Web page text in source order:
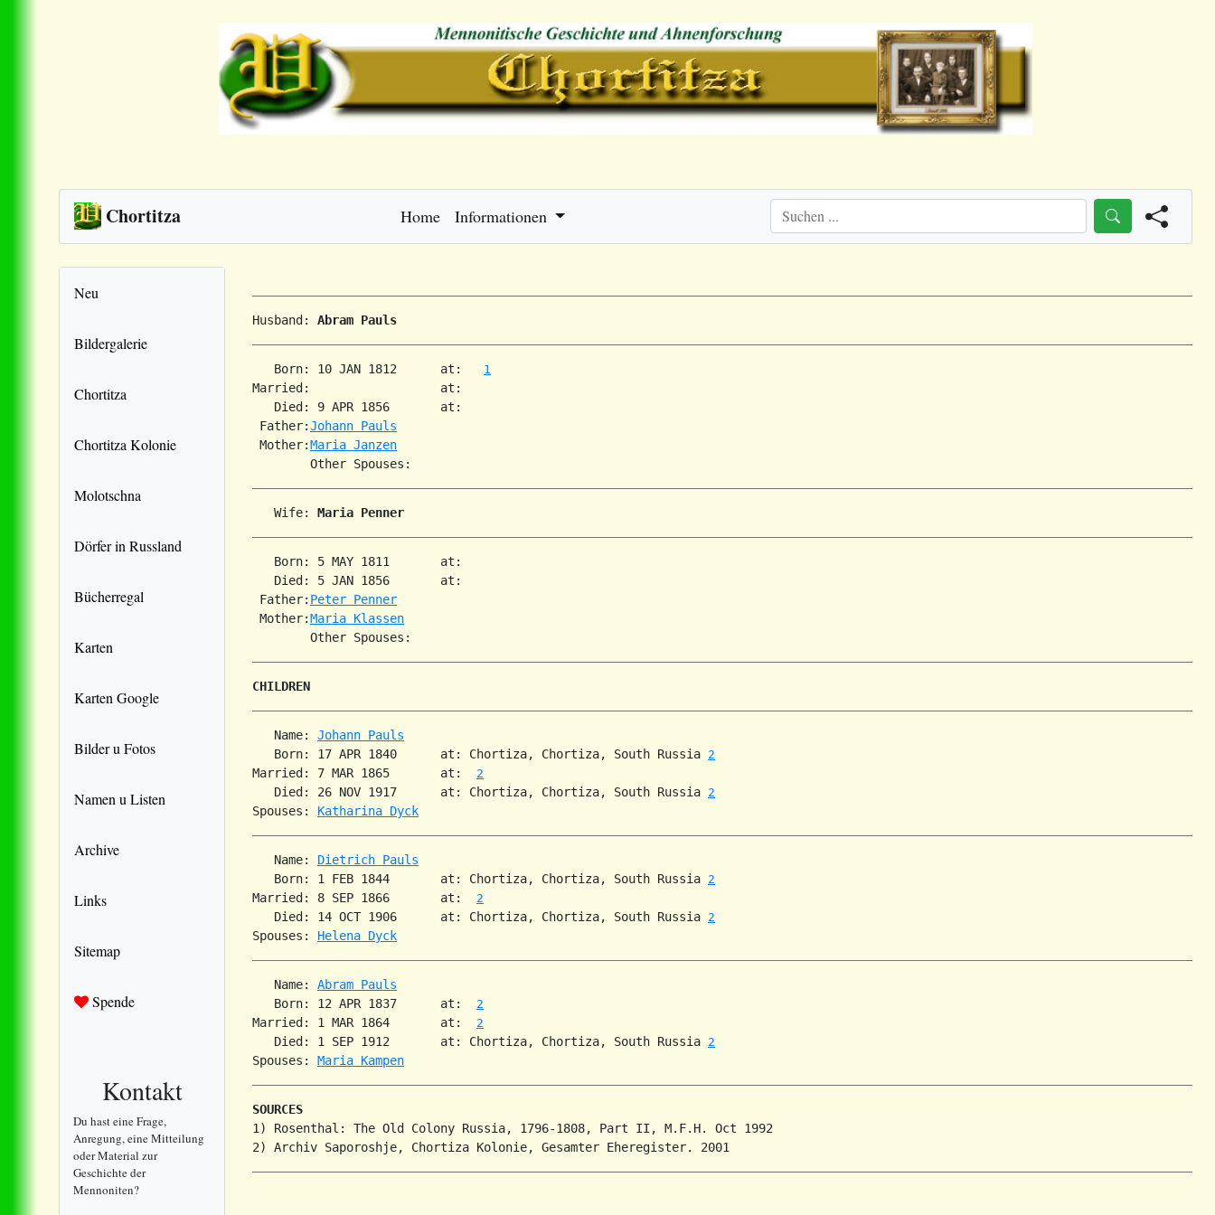
Chortitza Home Informationen
Neu
Bildergalerie
Chortitza
Chortitza Kolonie
Molotschna
Dörfer in Russland
Bücherregal
Karten
Karten Google
Bilder u Fotos
Namen u Listen
Archive
Links
Sitemap
Spende
Kontakt
Du hast eine Frage,
Anregung, eine Mitteilung
oder Material zur
Geschichte der
Mennoniten?
Husband: Abram Pauls
   Born: 10 JAN 1812      at:
1
Married:                  at:
   Died: 9 APR 1856       at:
Father:Johann Pauls
Mother:Maria Janzen
   Wife:
Maria Penner
   Born: 5 MAY 1811       at:
   Died: 5 JAN 1856       at:
Father: Peter Penner
Mother:Maria Klassen
CHILDREN
   Name:
Johann Pauls
   Born: 17 APR 1840      at: Chortiza, Chortiza, South Russia
2
Married: 7 MAR 1865       at: 2
   Died: 26 NOV 1917      at: Chortiza, Chortiza, South Russia
2
Spouses: Katharina Dyck
   Name:
Dietrich Pauls
   Born: 1 FEB 1844       at: Chortiza, Chortiza, South Russia
2
Married: 8 SEP 1866       at: 2
   Died: 14 OCT 1906      at: Chortiza, Chortiza, South Russia
2
Spouses: Helena Dyck
   Name:
Abram Pauls
   Born: 12 APR 1837      at:
2
Married: 1 MAR 1864       at: 2
   Died: 1 SEP 1912       at: Chortiza, Chortiza, South Russia
2
Spouses: Maria Kampen
SOURCES
1) Rosenthal: The Old Colony Russia, 1796-1808, Part II, M.F.H. Oct 1992